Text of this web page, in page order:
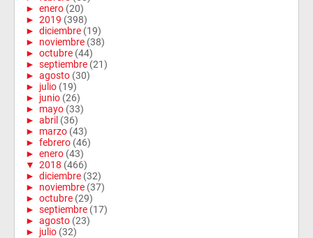
► enero (20)
► 2019 (398)
► diciembre (19)
► noviembre (38)
► octubre (44)
► septiembre (21)
► agosto (30)
► julio (19)
► junio (26)
► mayo (33)
► abril (36)
► marzo (43)
► febrero (46)
► enero (43)
▼ 2018 (466)
► diciembre (32)
► noviembre (37)
► octubre (29)
► septiembre (17)
► agosto (23)
► julio (32)